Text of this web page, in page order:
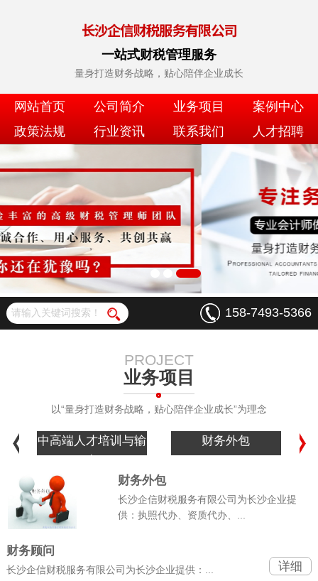
一站式财税管理服务
量身打造财务战略，贴心陪伴企业成长
网站首页 公司简介 业务项目
案例中心
政策法规
行业资讯 联系我们 人才招聘
158-7493-5366
PROJECT
业务项目
以“量身打造财务战略，贴心陪伴企业成长”为理念
中高端人才培训与输
财务外包
财务外包
长沙企信财税服务有限公司为长沙企业提
供：执照代办、资质代办、...
财务顾问
长沙企信财税服务有限公司为长沙企业提供：... 详细